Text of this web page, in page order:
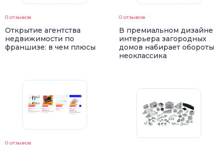
0 отзывов
Открытие агентства
недвижимости по
франшизе: в чем плюсы
0 отзывов
0 отзывов
В премиальном дизайне
интерьера загородных
домов набирает обороты
неоклассика